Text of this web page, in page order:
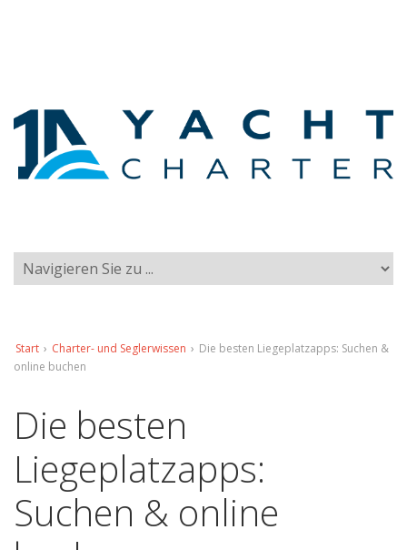
Start › Charter- und Seglerwissen › Die besten Liegeplatzapps: Suchen &
online buchen
Die besten
Liegeplatzapps:
Suchen & online